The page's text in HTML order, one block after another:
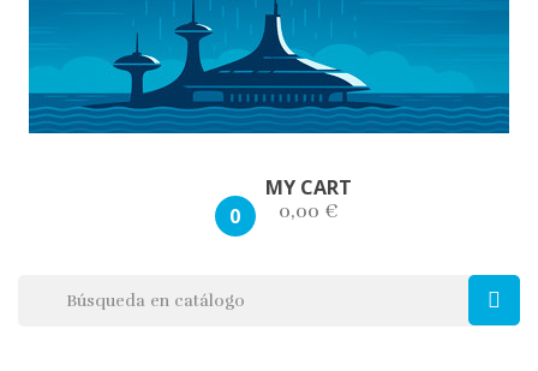
MY CART
0
0,00 €